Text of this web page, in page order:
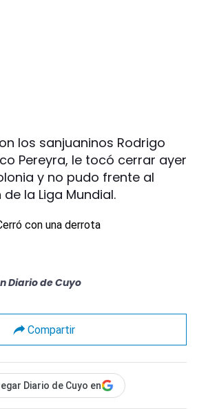
los sanjuaninos Rodrigo
Pereyra, le tocó cerrar ayer
y no pudo frente al
la Liga Mundial.
Diario de Cuyo
Compartir
Diario de Cuyo en